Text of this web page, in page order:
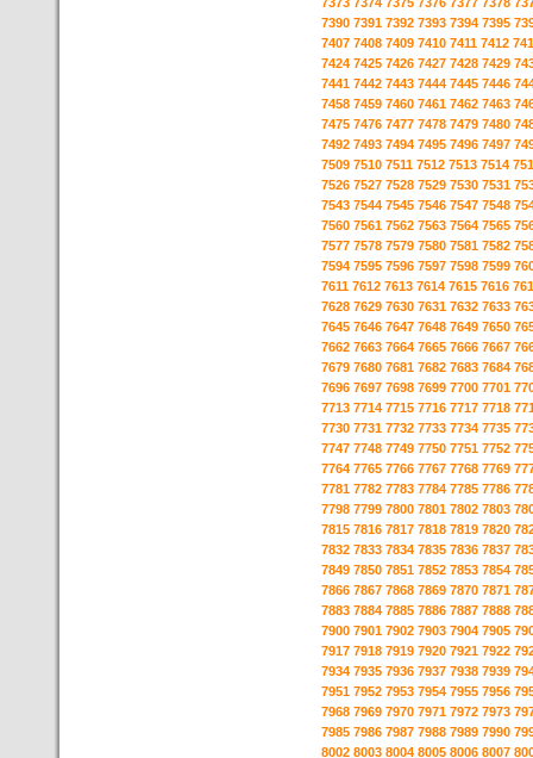
7390 7391 7392 7393 7394 7395
7407 7408 7409 7410 7411 7412
7424 7425 7426 7427 7428 7429
7441 7442 7443 7444 7445 7446
7458 7459 7460 7461 7462 7463
7475 7476 7477 7478 7479 7480
7492 7493 7494 7495 7496 7497
7509 7510 7511 7512 7513 7514
7526 7527 7528 7529 7530 7531
7543 7544 7545 7546 7547 7548
7560 7561 7562 7563 7564 7565
7577 7578 7579 7580 7581 7582
7594 7595 7596 7597 7598 7599
7611 7612 7613 7614 7615 7616
7628 7629 7630 7631 7632 7633
7645 7646 7647 7648 7649 7650
7662 7663 7664 7665 7666 7667
7679 7680 7681 7682 7683 7684
7696 7697 7698 7699 7700 7701
7713 7714 7715 7716 7717 7718
7730 7731 7732 7733 7734 7735
7747 7748 7749 7750 7751 7752
7764 7765 7766 7767 7768 7769
7781 7782 7783 7784 7785 7786
7798 7799 7800 7801 7802 7803
7815 7816 7817 7818 7819 7820
7832 7833 7834 7835 7836 7837
7849 7850 7851 7852 7853 7854
7866 7867 7868 7869 7870 7871
7883 7884 7885 7886 7887 7888
7900 7901 7902 7903 7904 7905
7917 7918 7919 7920 7921 7922
7934 7935 7936 7937 7938 7939
7951 7952 7953 7954 7955 7956
7968 7969 7970 7971 7972 7973
7985 7986 7987 7988 7989 7990
8002 8003 8004 8005 8006 8007